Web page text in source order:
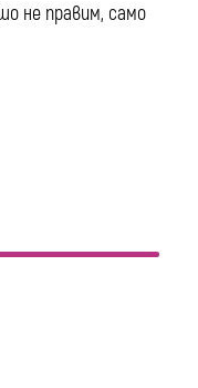
не правим, само